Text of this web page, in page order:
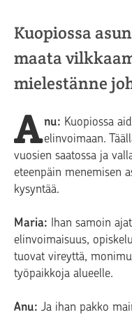
Kuopiossa
maata
mielestänne
A nu: Kuopiossa
elinvoimaan.
vuosien saatossa ja
eteenpäin menemisen
kysyntää.
Maria: Ihan samoin
elinvoimaisuus,
tuovat vireyttä,
työpaikkoja alueelle.
Anu: Ja ihan pakko